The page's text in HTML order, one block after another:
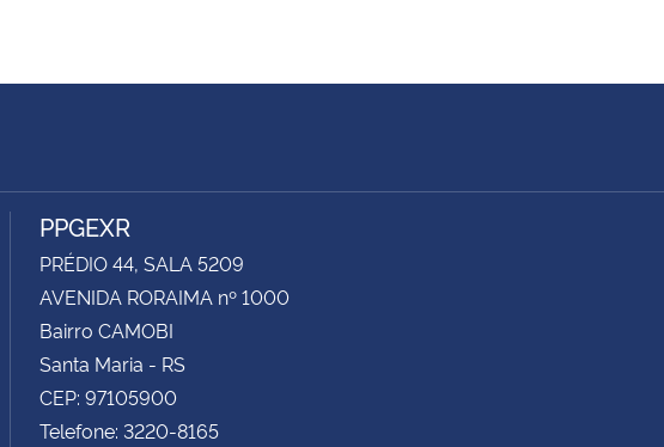
PPGEXR
PRÉDIO 44, SALA 5209
AVENIDA RORAIMA nº 1000
Bairro CAMOBI
Santa Maria - RS
CEP: 97105900
Telefone: 3220-8165